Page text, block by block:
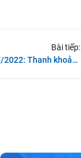
Bài tiếp:
Bản tin chứng quyền 12/07/2022: Thanh khoản ảm đạm